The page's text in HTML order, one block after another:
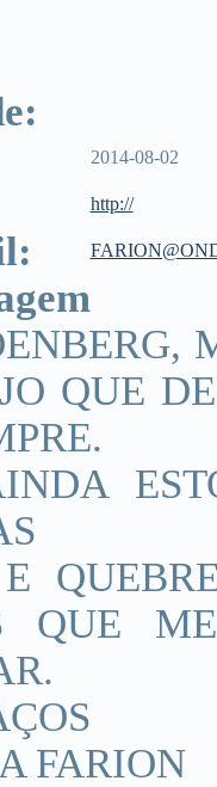
2014-08-02
http://
QUE
QUE
FARION